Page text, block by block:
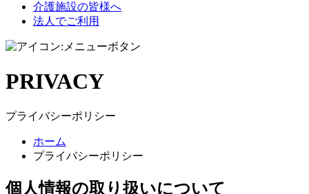
介護施設の皆様へ
法人でご利用
PRIVACY
プライバシーポリシー
ホーム
プライバシーポリシー
個人情報の取り扱いについて